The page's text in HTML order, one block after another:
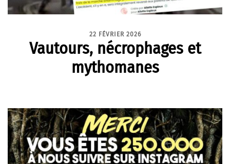
22 FÉVRIER 2026
Vautours, nécrophages et
mythomanes